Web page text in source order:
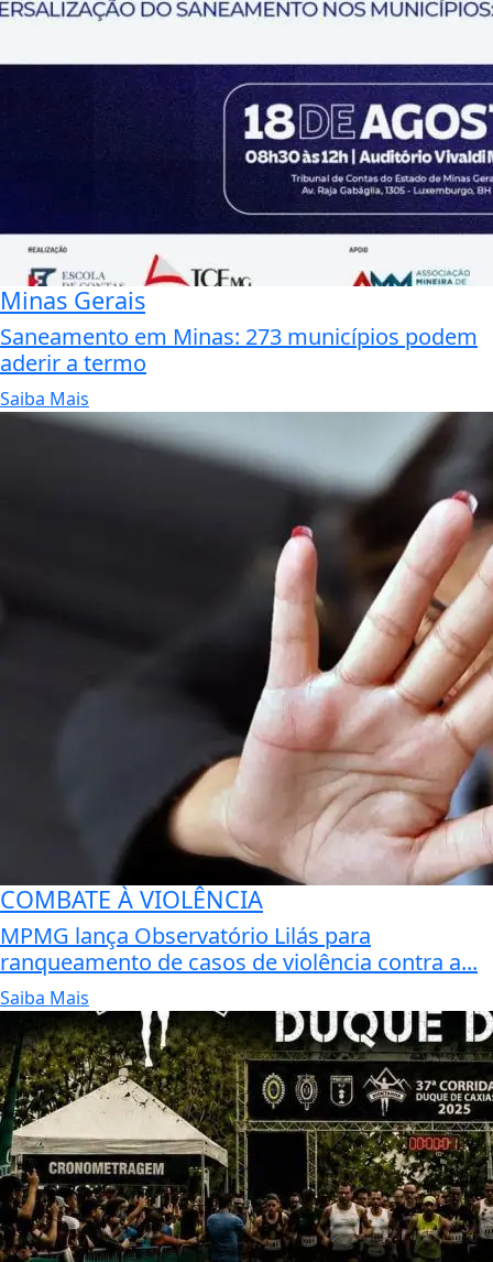
Minas Gerais
Saneamento em Minas: 273 municípios podem
aderir a termo
Saiba Mais
COMBATE À VIOLÊNCIA
MPMG lança Observatório Lilás para
ranqueamento de casos de violência contra a...
Saiba Mais